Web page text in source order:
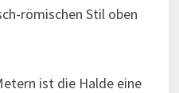
römischen Stil oben
ist die Halde eine